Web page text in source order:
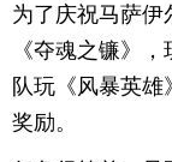
为了庆祝马萨伊
《夺魂之镰》
队玩《风暴英
奖励。